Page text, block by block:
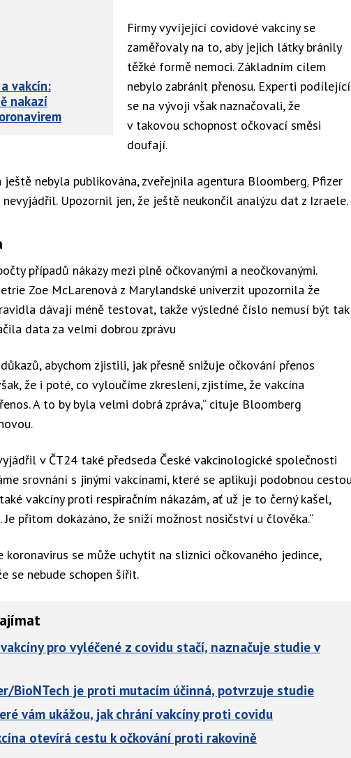
vakcín:
nakazí
Firmy vyvíjející covidové vakcíny se
zaměřovaly na to, aby jejich látky bránily
těžké formě nemoci. Základním cílem
nebylo zabránit přenosu. Experti podílející
se na vývoji však naznačovali, že
v takovou schopnost očkovací směsi
doufají.
ještě nebyla publikována, zveřejnila agentura Bloomberg.Pfizer
Upozornil jen, že ještě neukončil analýzu dat z Izraele.
případů nákazy mezi plně očkovanými a neočkovanými.
Zoe McLarenová z Marylandské univerzit upozornila že
dávají méně testovat, takže výsledné číslo nemusí být tak
data za velmi dobrou zprávu
abychom zjistili, jak přesně snižuje očkování přenos
že i poté, co vyloučíme zkreslení, zjistíme, že vakcína
A to by byla velmi dobrá zpráva,“ cituje Bloomberg
v ČT24 také předseda České vakcinologické společnosti
srovnání s jinými vakcínami, které se aplikují podobnou cestou
vakcíny proti respiračním nákazám, ať už je to černý kašel,
Je přitom dokázáno, že sníží možnost nosičství u člověka.“
koronavirus se může uchytit na sliznici očkovaného jedince,
se nebude schopen šířit.
pro vyléčené z covidu stačí, naznačuje studie v
BioNTech je proti mutacím účinná, potvrzuje studie
vám ukážou, jak chrání vakcíny proti covidu
otevírá cestu k očkování proti rakovině